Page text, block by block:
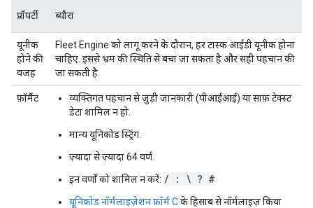
प्रॉपर्टी ब्यौरा
यूनीक
होने की
वजह
Fleet Engine को लागू करने के दौरान, हर टास्क आईडी यूनीक होना
चाहिए. इससे भ्रम की स्थिति से बचा जा सकता है और सही पहचान की
जा सकती है.
फ़ॉर्मैट
व्यक्तिगत पहचान से जुड़ी जानकारी (पीआईआई) या साफ़ टेक्स्ट
डेटा शामिल न हो.
मान्य यूनिकोड स्ट्रिंग.
ज़्यादा से ज़्यादा 64 वर्ण.
इन वर्णों को शामिल न करें: / : \ ? #
यूनिकोड नॉर्मलाइज़ेशन फ़ॉर्म Cके हिसाब से नॉर्मलाइज़ किया